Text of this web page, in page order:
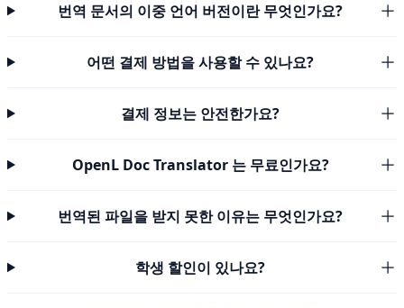
번역 문서의 이중 언어 버전이란 무엇인가요?
어떤 결제 방법을 사용할 수 있나요?
결제 정보는 안전한가요?
OpenL Doc Translator 는 무료인가요?
번역된 파일을 받지 못한 이유는 무엇인가요?
학생 할인이 있나요?